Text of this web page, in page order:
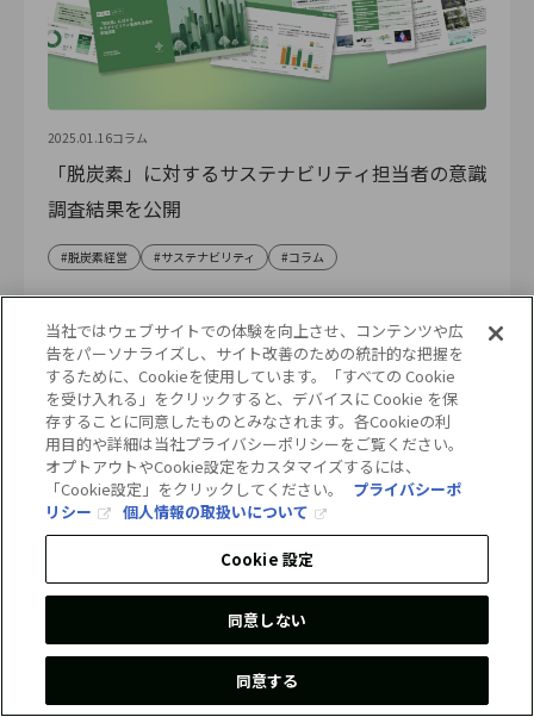
2025.01.16コラム
「脱炭素」に対するサステナビリティ担当者の意識
調査結果を公開
脱炭素経営 サステナビリティ コラム
コラムランキング (過去3カ月)
1
Power-to-X時代到来。世界初のe-メタノール
商業プラントが始動
2025.08.13
CDPとは？企業が取り組むメリットと日本企
当社ではウェブサイトでの体験を向上させ、コンテンツや広
告をパーソナライズし、サイト改善のための統計的な把握を
するために、Cookieを使用しています。「すべての Cookie
を受け入れる」をクリックすると、デバイスに Cookie を保
存することに同意したものとみなされます。各Cookieの利
用目的や詳細は当社プライバシーポリシーをご覧ください。
オプトアウトやCookie設定をカスタマイズするには、
「Cookie設定」をクリックしてください。
プライバシーポ
リシー
個人情報の取扱いについて
Cookie 設定
同意しない
同意する